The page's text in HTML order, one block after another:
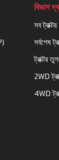
বিভাগ
সব ট্রাক্টর
সর্বশেষ
ট্রাক্টর
2WD
4WD